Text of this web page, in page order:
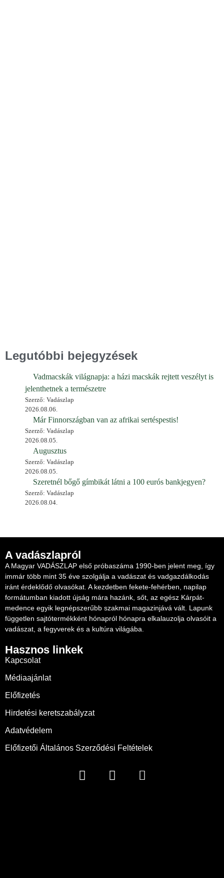
Legutóbbi bejegyzések
Vadmacskák világnapja: a házi macskák rejtett veszélyt is
jelenthetnek a természetre
Szerző: Vadászlap
2026.08.06.
Már Finnországban van az afrikai sertéspestis!
Szerző: Vadászlap
2026.08.05.
Augusztus
Szerző: Vadászlap
2026.08.05.
Szeretnél bőgő gímbikát látni a 100 eurós bankjegyen?
Szerző: Vadászlap
2026.08.04.
A vadászlapról
A Magyar VADÁSZLAP első próbaszáma 1990-ben jelent meg, így
immár több mint 35 éve szolgálja a vadászat és vadgazdálkodás
iránt érdeklődő olvasókat. A kezdetben fekete-fehérben, napilap
formátumban kiadott újság mára hazánk, sőt, az egész Kárpát-
medence egyik legnépszerűbb szakmai magazinjává vált. Lapunk
független sajtótermékként hónapról hónapra elkalauzolja olvasóit a
vadászat, a fegyverek és a kultúra világába.
Hasznos linkek
Kapcsolat
Médiaajánlat
Előfizetés
Hirdetési keretszabályzat
Adatvédelem
Előfizetői Általános Szerződési Feltételek